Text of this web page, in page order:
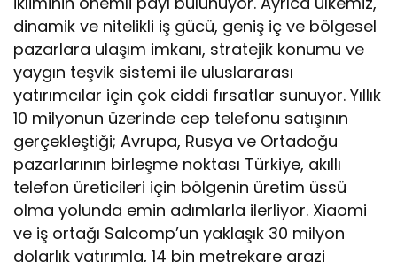
dinamik ve nitelikli iş gücü, geniş iç ve bölgesel
pazarlara ulaşım imkanı, stratejik konumu ve
yaygın teşvik sistemi ile uluslararası
yatırımcılar için çok ciddi fırsatlar sunuyor. Yıllık
10 milyonun üzerinde cep telefonu satışının
gerçekleştiği; Avrupa, Rusya ve Ortadoğu
pazarlarının birleşme noktası Türkiye, akıllı
telefon üreticileri için bölgenin üretim üssü
olma yolunda emin adımlarla ilerliyor. Xiaomi
ve iş ortağı Salcomp’un yaklaşık 30 milyon
dolarlık yatırımla, 14 bin metrekare arazi